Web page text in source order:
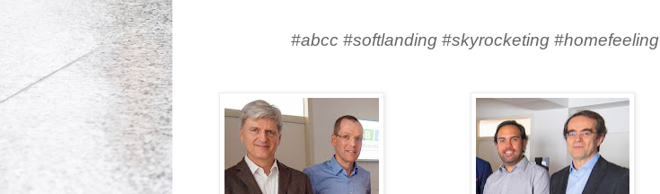
#abcc #softlanding #skyrocketing #homefeeling